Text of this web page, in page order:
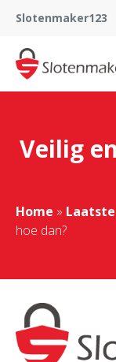
Slotenmaker123
Veilig
Home »
hoe dan?